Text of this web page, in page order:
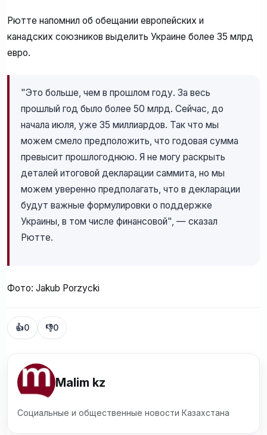
Рютте напомнил об обещании европейских и
канадских союзников выделить Украине более 35 млрд
евро.
"Это больше, чем в прошлом году. За весь
прошлый год было более 50 млрд. Сейчас, до
начала июля, уже 35 миллиардов. Так что мы
можем смело предположить, что годовая сумма
превысит прошлогоднюю. Я не могу раскрыть
деталей итоговой декларации саммита, но мы
можем уверенно предполагать, что в декларации
будут важные формулировки о поддержке
Украины, в том числе финансовой", — сказал
Рютте.
Фото: Jakub Porzycki
👍0 👎0
Malim kz
Социальные и общественные новости Казахстана